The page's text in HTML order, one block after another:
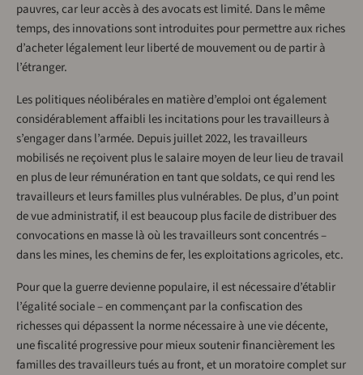
pauvres, car leur accès à des avocats est limité. Dans le même
temps, des innovations sont introduites pour permettre aux riches
d’acheter légalement leur liberté de mouvement ou de partir à
l’étranger.
Les politiques néolibérales en matière d’emploi ont également
considérablement affaibli les incitations pour les travailleurs à
s’engager dans l’armée. Depuis juillet 2022, les travailleurs
mobilisés ne reçoivent plus le salaire moyen de leur lieu de travail
en plus de leur rémunération en tant que soldats, ce qui rend les
travailleurs et leurs familles plus vulnérables. De plus, d’un point
de vue administratif, il est beaucoup plus facile de distribuer des
convocations en masse là où les travailleurs sont concentrés –
dans les mines, les chemins de fer, les exploitations agricoles, etc.
Pour que la guerre devienne populaire, il est nécessaire d’établir
l’égalité sociale – en commençant par la confiscation des
richesses qui dépassent la norme nécessaire à une vie décente,
une fiscalité progressive pour mieux soutenir financièrement les
familles des travailleurs tués au front, et un moratoire complet sur